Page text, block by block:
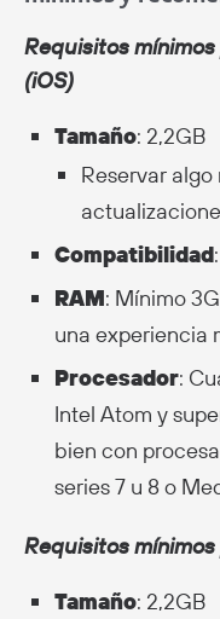
Requisitos
(iOS)
Tamaño: 2,2GB
Reservar
Compatibilidad
RAM: Mínimo
una experiencia
Procesador:
Intel Atom y
bien con
series 7 u 8 o
Requisitos
Tamaño: 2,2GB